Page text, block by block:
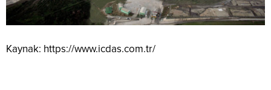
Kaynak: https://www.icdas.com.tr/